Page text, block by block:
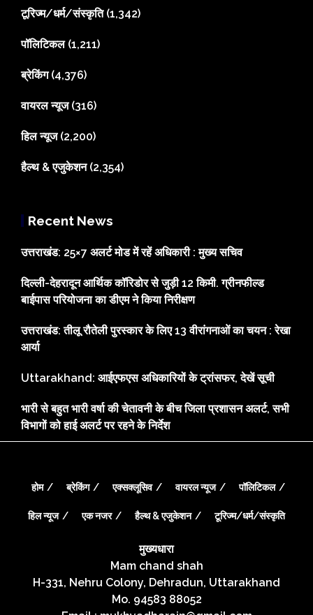
टूरिज्म/धर्म/संस्कृति(1,342)
पॉलिटिकल(1,211)
ब्रेकिंग(4,376)
वायरल न्यूज(316)
हिल न्यूज(2,200)
हैल्थ & एजुकेशन(2,354)
Recent News
उत्तराखंड: 25×7 अलर्ट मोड में रहें अधिकारी : मुख्य सचिव
दिल्ली-देहरादून आर्थिक कॉरिडोर से जुड़ी 12 किमी. ग्रीनफील्ड
बाईपास परियोजना का डीएम ने किया निरीक्षण
उत्तराखंड: तीलू रौतेली पुरस्कार के लिए 13 वीरांगनाओं का चयन : रेखा
आर्या
Uttarakhand: आईएफएस अधिकारियों के ट्रांसफर, देखें सूची
भारी से बहुत भारी वर्षा की चेतावनी के बीच जिला प्रशासन अलर्ट, सभी
विभागों को हाई अलर्ट पर रहने के निर्देश
होम ब्रेकिंग एक्सक्लूसिव वायरल न्यूज पॉलिटिकल
हिल न्यूज एक नजर हैल्थ & एजुकेशन टूरिज्म/धर्म/संस्कृति
मुख्यधारा
Mam chand shah
H-331, Nehru Colony, Dehradun, Uttarakhand
Mo. 94583 88052